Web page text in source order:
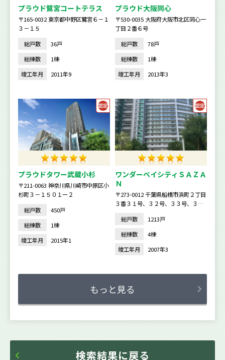
プラウド鷺宮コートテラス
〒165-0032 東京都中野区鷺宮６－１
３－１５
総戸数
36戸
総棟数
1棟
竣工年月
2011年9
プラウド大阪同心
〒530-0035 大阪府大阪市北区同心一
丁目２番６号
総戸数
78戸
総棟数
1棟
竣工年月
2013年3
プラウドタワー武蔵小杉
〒211-0063 神奈川県川崎市中原区小
杉町３－１５０１ー２
総戸数
450戸
総棟数
1棟
竣工年月
2015年1
ワンダーベイシティＳＡＺＡ
Ｎ
〒273-0012 千葉県船橋市浜町２丁目
３番３１号、３２号、３３号、３４
総戸数
1213戸
総棟数
4棟
竣工年月
2007年3
もっと見る
検索結果に戻る